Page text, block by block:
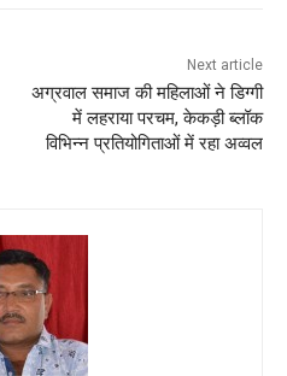
Next article
अग्रवाल समाज की महिलाओं ने डिग्गी
में लहराया परचम, केकड़ी ब्लॉक
विभिन्न प्रतियोगिताओं में रहा अव्वल